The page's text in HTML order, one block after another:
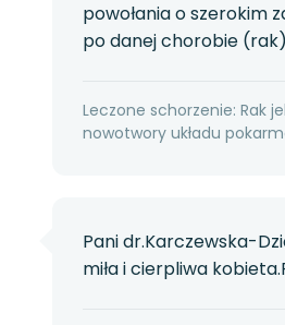
powołania o szerokim
po danej chorobie
Leczone schorzenie: Rak
nowotwory układu
Pani dr.Karczewska-
miła i cierpliwa